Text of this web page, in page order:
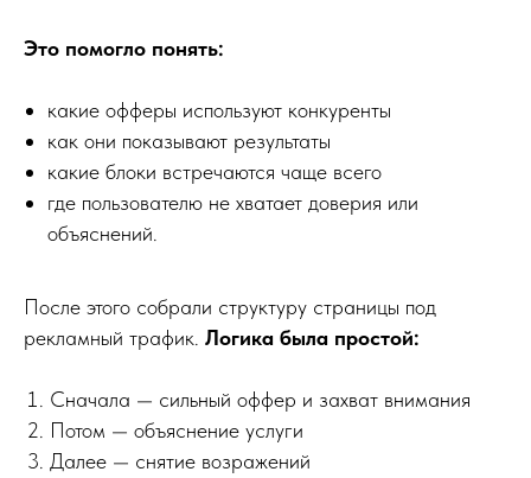
Это помогло понять:
какие офферы используют конкуренты
как они показывают результаты
какие блоки встречаются чаще всего
где пользователю не хватает доверия или
объяснений.
После этого собрали структуру страницы под
рекламный трафик. Логика была простой:
Сначала — сильный оффер и захват внимания
Потом — объяснение услуги
Далее — снятие возражений